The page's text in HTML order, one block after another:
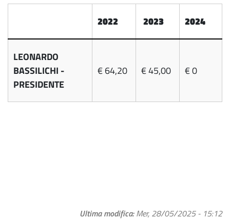
2022 2023 2024
LEONARDO
BASSILICHI -
PRESIDENTE
€ 64,20 € 45,00 € 0
Ultima modifica Mer, 28/05/2025 - 15:12